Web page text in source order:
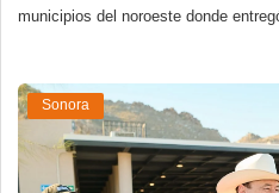
municipios del noroeste donde
Sonora